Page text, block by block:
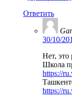
Ответить
30/10/
Нет, это
Школа
https://
https://